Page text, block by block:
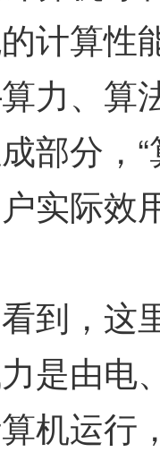
计算性
、算
部分，
实际效
，这
是由电
机运行